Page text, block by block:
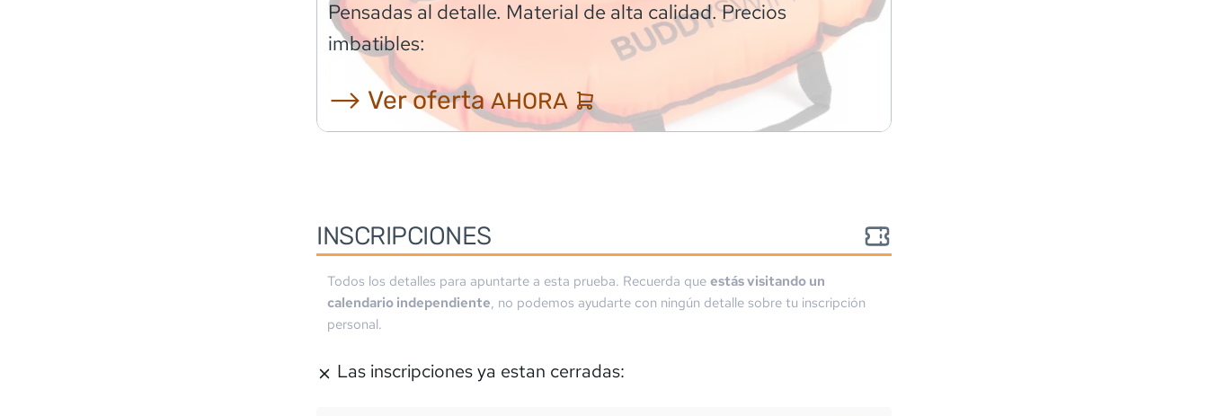
Pensadas al detalle. Material de alta calidad. Precios
imbatibles:
⟶ Ver ofertaAHORA
INSCRIPCIONES
Todos los detalles para apuntarte a esta prueba. Recuerda que estás visitando un
calendario independiente, no podemos ayudarte con ningún detalle sobre tu inscripción
personal.
Las inscripciones ya estan cerradas: